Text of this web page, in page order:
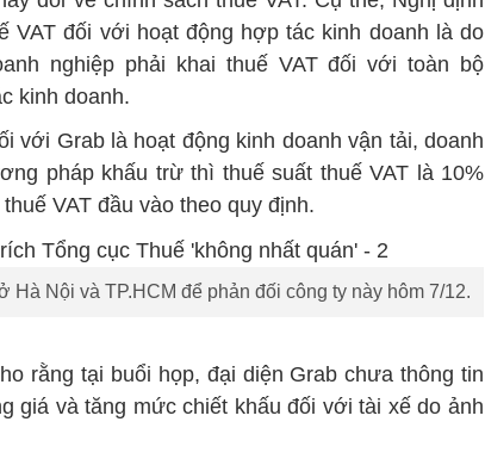
VAT đối với hoạt động hợp tác kinh doanh là do
nghiệp phải khai thuế VAT đối với toàn bộ
kinh doanh.
với Grab là hoạt động kinh doanh vận tải, doanh
pháp khấu trừ thì thuế suất thuế VAT là 10%
VAT đầu vào theo quy định.
Hà Nội và TP.HCM để phản đối công ty này hôm 7/12.
rằng tại buổi họp, đại diện Grab chưa thông tin
giá và tăng mức chiết khấu đối với tài xế do ảnh